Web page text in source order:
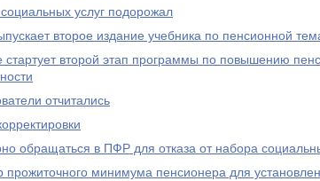
услуг подорожал
второе издание учебника по пенсионной
стартует второй этап программы по повышению
отчитались
обращаться в ПФР для отказа от набора
прожиточного минимума пенсионера для